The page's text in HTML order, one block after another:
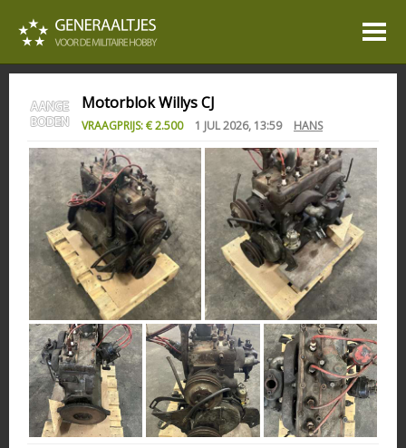
Motorblok Willys CJ
VRAAGPRIJS: € 2.500 1 JUL 2026, 13:59 HANS